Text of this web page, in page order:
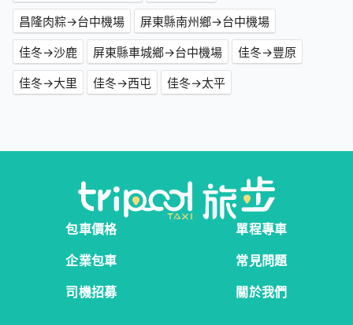
昌隆肉粽→台中機場
屏東縣南州鄉→台中機場
佳冬→沙鹿
屏東縣車城鄉→台中機場
佳冬→豐原
佳冬→大里
佳冬→西屯 佳冬→太平
包車價格
單程專車
企業包車
常見問題
司機招募
關於我們